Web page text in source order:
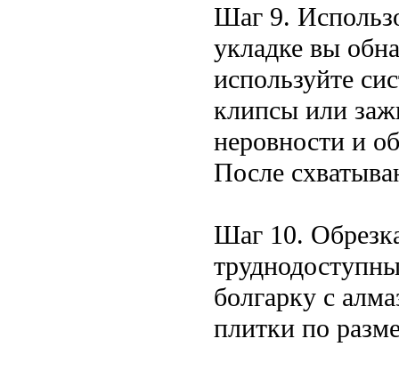
Шаг 9.
укладке вы
используйте
клипсы или
неровности и
После
Шаг 10.
болгарку с
плитки по